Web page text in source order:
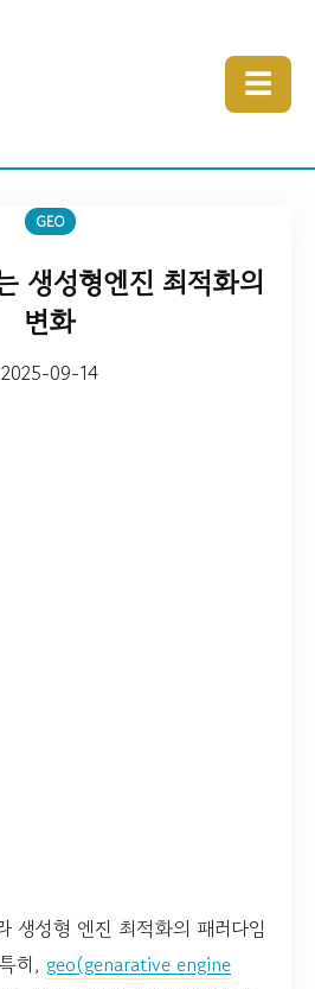
☰
GEO
생성형엔진 최적화의
변화
2025-09-14
생성형 엔진 최적화의 패러다임
히, geo(genarative engine